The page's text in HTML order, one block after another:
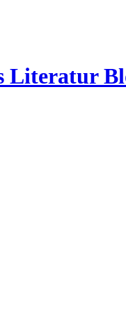
Literatur